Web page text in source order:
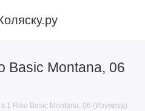
Basic Montana, 06
в 1 Riko Basic Montana, 06 (Изумруд)